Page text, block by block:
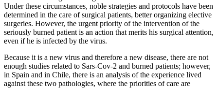
Under these circumstances, noble strategies and protocols have been
determined in the care of surgical patients, better organizing elective
surgeries. However, the urgent priority of the intervention of the
seriously burned patient is an action that merits his surgical attention,
even if he is infected by the virus.
Because it is a new virus and therefore a new disease, there are not
enough studies related to Sars-Cov-2 and burned patients; however,
in Spain and in Chile, there is an analysis of the experience lived
against these two pathologies, where the priorities of care are